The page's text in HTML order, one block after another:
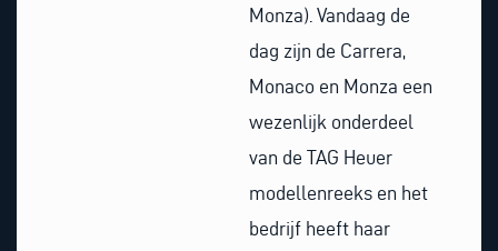
Monza). Vandaag de
dag zijn de Carrera,
Monaco en Monza een
wezenlijk onderdeel
van de TAG Heuer
modellenreeks en het
bedrijf heeft haar